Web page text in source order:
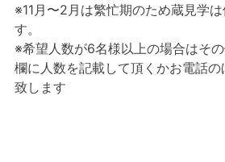
※11月〜2月は繁忙期のため蔵見学
す。
※希望人数が6名様以上の場合はそ
欄に人数を記載して頂くかお電話
致します